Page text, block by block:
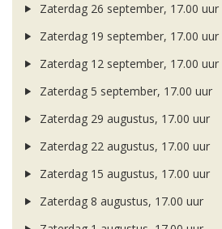
Zaterdag 26 september, 17.00 uur
Zaterdag 19 september, 17.00 uur
Zaterdag 12 september, 17.00 uur
Zaterdag 5 september, 17.00 uur
Zaterdag 29 augustus, 17.00 uur
Zaterdag 22 augustus, 17.00 uur
Zaterdag 15 augustus, 17.00 uur
Zaterdag 8 augustus, 17.00 uur